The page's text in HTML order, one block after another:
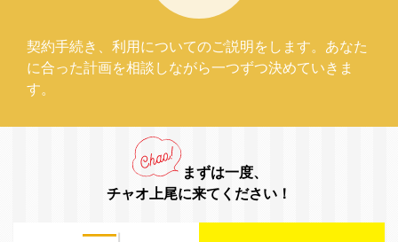
契約手続き、利用についてのご説明をします。あなた
に合った計画を相談しながら一つずつ決めていきま
す。
まずは一度、
チャオ上尾に来てください！